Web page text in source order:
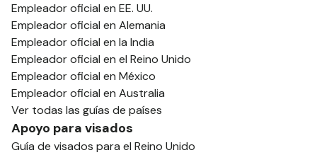
Empleador oficial en EE. UU.
Empleador oficial en Alemania
Empleador oficial en la India
Empleador oficial en el Reino Unido
Empleador oficial en México
Empleador oficial en Australia
Ver todas las guías de países
Apoyo para visados
Guía de visados para el Reino Unido